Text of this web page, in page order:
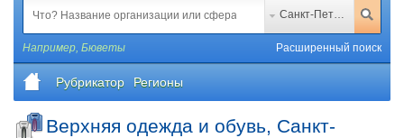
Санкт-Петербург
Например, Бюветы Расширенный поиск
Рубрикатор Регионы
Верхняя одежда и обувь, Санкт-